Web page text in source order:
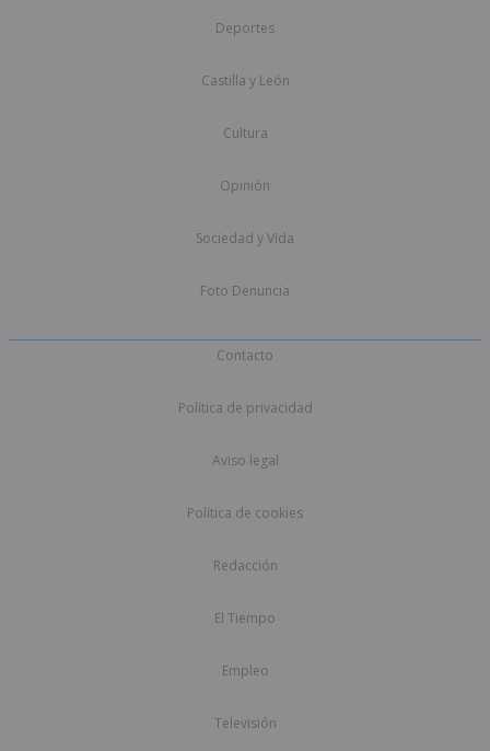
Deportes
Castilla y León
Cultura
Opinión
Sociedad y Vida
Foto Denuncia
Contacto
Política de privacidad
Aviso legal
Política de cookies
Redacción
El Tiempo
Empleo
Televisión